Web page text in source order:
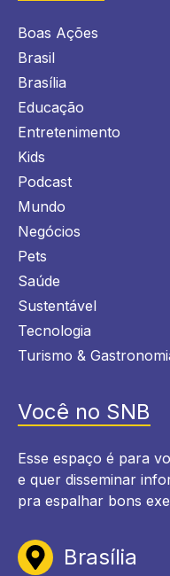
Boas Ações
Brasil
Brasília
Educação
Entretenimento
Kids
Podcast
Mundo
Negócios
Pets
Saúde
Sustentável
Tecnologia
Turismo &
Você no SNB
Esse espaço é para
e quer disseminar
pra espalhar bons
Brasília